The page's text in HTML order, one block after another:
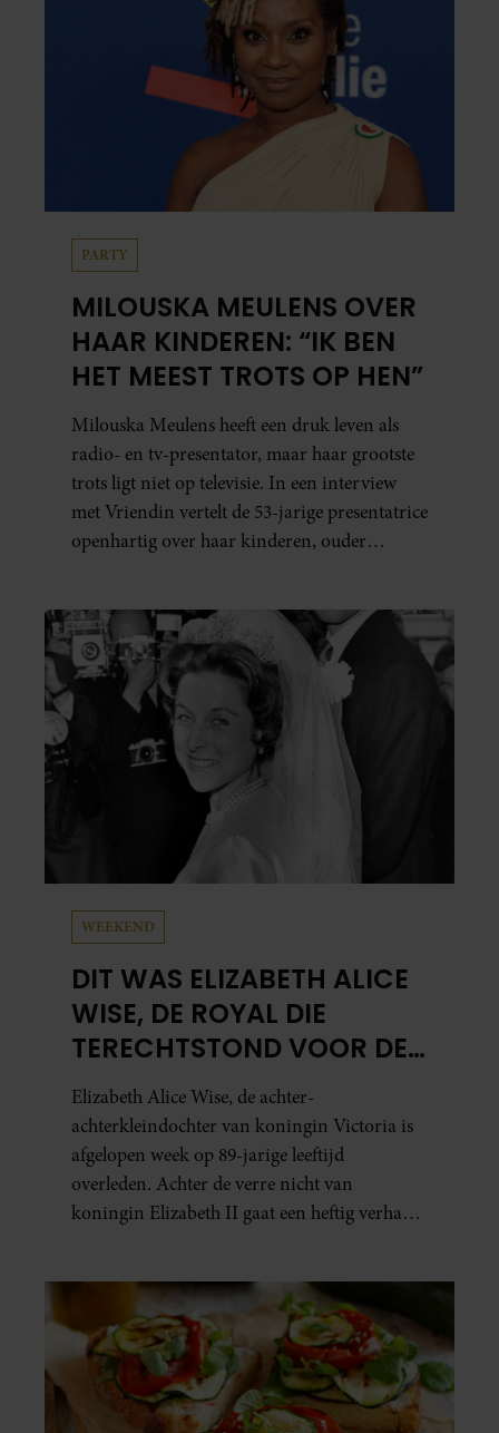
PARTY
MILOUSKA MEULENS OVER
HAAR KINDEREN: “IK BEN
HET MEEST TROTS OP HEN”
Milouska Meulens heeft een druk leven als
radio- en tv-presentator, maar haar grootste
trots ligt niet op televisie. In een interview
met Vriendin vertelt de 53-jarige presentatrice
openhartig over haar kinderen, ouder
welke levenslessen haar vandaag de dag het
meest bezighouden.
WEEKEND
DIT WAS ELIZABETH ALICE
WISE, DE ROYAL DIE
TERECHTSTOND VOOR DE
DOOD VAN HAAR BABY
Elizabeth Alice Wise, de achter-
achterkleindochter van koningin Victoria is
afgelopen week op 89-jarige leeftijd
overleden. Achter de verre nicht van
koningin Elizabeth II gaat een heftig verhaal